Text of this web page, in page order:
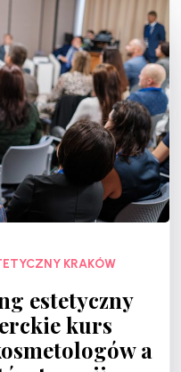
KRAKÓW
estetyczny
kurs
a